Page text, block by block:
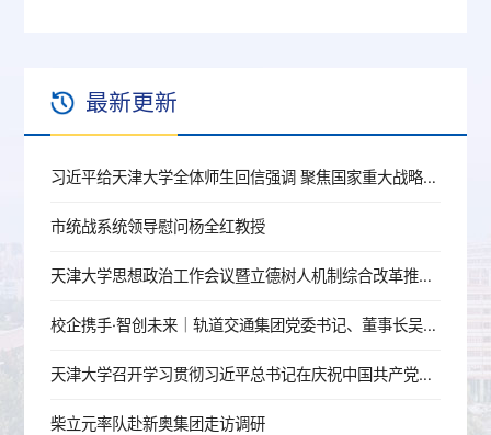
最新更新
习近平给天津大学全体师生回信强调 聚焦国家重大战略需求提高人才培养质量 更好服务经济社会发展
市统战系统领导慰问杨全红教授
天津大学思想政治工作会议暨立德树人机制综合改革推进会召开
校企携手·智创未来｜轨道交通集团党委书记、董事长吴秉军赴天津大学机械工程学院调研交流
天津大学召开学习贯彻习近平总书记在庆祝中国共产党成立105周年大会上的重要讲话精神座谈会
柴立元率队赴新奥集团走访调研